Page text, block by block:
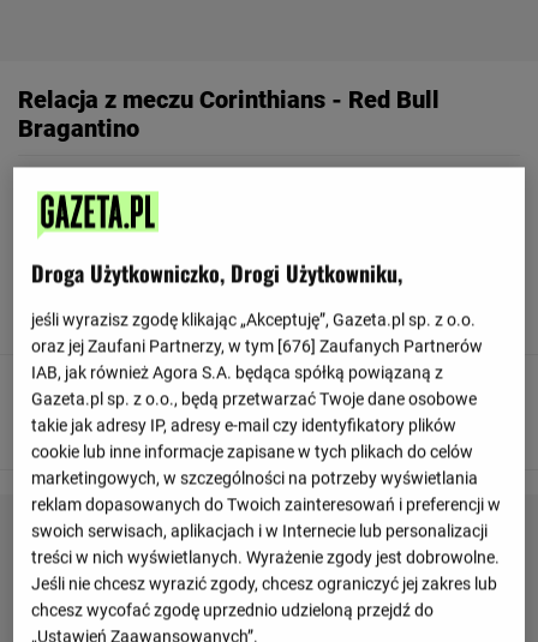
Relacja z meczu Corinthians - Red Bull
Bragantino
90+ 9'
To już wszystko! Sędzia odgwizduje koniec meczu.
90+ 9'
Hugo Souza otrzymuje żółtą kartkę od sędziego.
Droga Użytkowniczko, Drogi Użytkowniku,
jeśli wyrazisz zgodę klikając „Akceptuję”, Gazeta.pl sp. z o.o.
oraz jej Zaufani Partnerzy, w tym [676] Zaufanych Partnerów
IAB, jak również Agora S.A. będąca spółką powiązaną z
Gazeta.pl sp. z o.o., będą przetwarzać Twoje dane osobowe
takie jak adresy IP, adresy e-mail czy identyfikatory plików
cookie lub inne informacje zapisane w tych plikach do celów
marketingowych, w szczególności na potrzeby wyświetlania
reklam dopasowanych do Twoich zainteresowań i preferencji w
swoich serwisach, aplikacjach i w Internecie lub personalizacji
treści w nich wyświetlanych. Wyrażenie zgody jest dobrowolne.
Jeśli nie chcesz wyrazić zgody, chcesz ograniczyć jej zakres lub
chcesz wycofać zgodę uprzednio udzieloną przejdź do
„Ustawień Zaawansowanych”.